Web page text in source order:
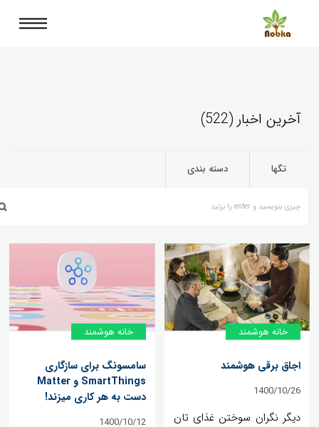
آخرین اخبار (522)
تگها دسته بندی
خانه هوشمند
اجاق برقی هوشمند
1400/10/26
دیگر نگران سوختن غذای تان
خانه هوشمند
سامسونگ برای سازگاری
SmartThings و Matter
دست به هر کاری میزند!
1400/10/12